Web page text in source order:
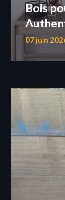
Bois
07 juin